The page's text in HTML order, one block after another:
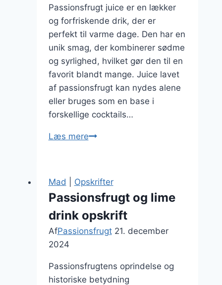
Passionsfrugt juice er en lækker
og forfriskende drik, der er
perfekt til varme dage. Den har en
unik smag, der kombinerer sødme
og syrlighed, hvilket gør den til en
favorit blandt mange. Juice lavet
af passionsfrugt kan nydes alene
eller bruges som en base i
forskellige cocktails…
Læs merePassionsfrugt
drik
Mad Opskrifter
Passionsfrugt og lime
drink opskrift
AfPassionsfrugt 21. december
2024
Passionsfrugtens oprindelse og
historiske betydning